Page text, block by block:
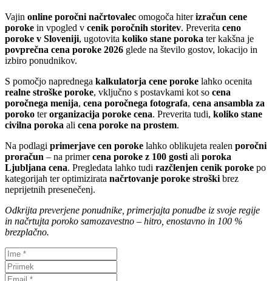
Vajin online poročni načrtovalec omogoča hiterizračun cene
poroke in vpogled v cenik poročnih storitev. Preverita ceno
poroke v Sloveniji, ugotovita koliko stane poroka ter kakšna je
povprečna cena poroke 2026 glede na število gostov, lokacijo in
izbiro ponudnikov.
S pomočjo naprednega kalkulatorja cene poroke lahko ocenita
realne stroške poroke, vključno s postavkami kot so cena
poročnega menija, cena poročnega fotografa, cena ansambla za
poroko terorganizacija poroke cena. Preverita tudi, koliko stane
civilna poroka ali cena poroke na prostem.
Na podlagi primerjave cen poroke lahko oblikujeta realen poročni
proračun – na primercena poroke z 100 gosti ali poroka
Ljubljana cena. Pregledata lahko tudi razčlenjen cenik poroke po
kategorijah ter optimizirata načrtovanje poroke stroški brez
neprijetnih presenečenj.
Odkrijta preverjene ponudnike, primerjajta ponudbe iz svoje regije
in načrtujta poroko samozavestno – hitro, enostavno in 100 %
brezplačno.